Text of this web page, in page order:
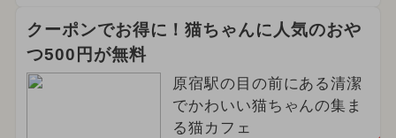
クーポンでお得に！猫ちゃんに人気のおや
つ500円が無料
原宿駅の目の前にある清潔
でかわいい猫ちゃんの集ま
る猫カフェ